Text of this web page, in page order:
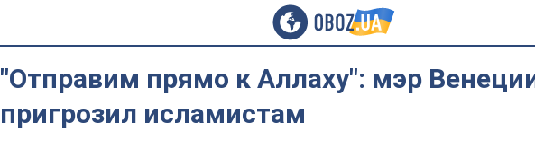
"Отправим прямо к Аллаху": мэр
пригрозил исламистам